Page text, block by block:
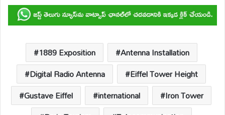
at
s
A
p
p
e
b
o
o
k
ailp
y
Li
n
k
e
a
d
s
ar
e
1889 Exposition
Antenna Installation
Digital Radio Antenna
Eiffel Tower Height
Gustave Eiffel
international
Iron Tower